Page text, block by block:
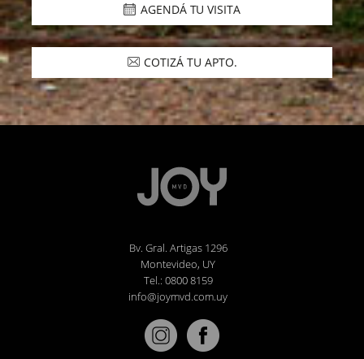
AGENDÁ TU VISITA
COTIZÁ TU APTO.
Bv. Gral. Artigas 1296
Montevideo, UY
Tel.: 0800 8159
info@joymvd.com.uy